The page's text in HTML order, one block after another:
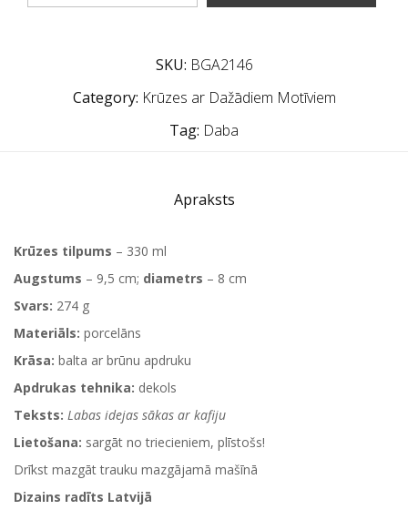
SKU: BGA2146
Category: Krūzes ar Dažādiem Motīviem
Tag: Daba
Apraksts
Krūzes tilpums – 330 ml
Augstums – 9,5 cm; diametrs – 8 cm
Svars: 274 g
Materiāls: porcelāns
Krāsa: balta ar brūnu apdruku
Apdrukas tehnika: dekols
Teksts: Labas idejas sākas ar kafiju
Lietošana: sargāt no triecieniem, plīstošs!
Drīkst mazgāt trauku mazgājamā mašīnā
Dizains radīts Latvijā